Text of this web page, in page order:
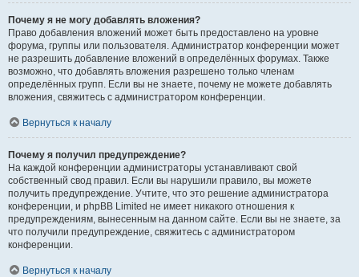
Почему я не могу добавлять вложения?
Право добавления вложений может быть предоставлено на уровне
форума, группы или пользователя. Администратор конференции может
не разрешить добавление вложений в определённых форумах. Также
возможно, что добавлять вложения разрешено только членам
определённых групп. Если вы не знаете, почему не можете добавлять
вложения, свяжитесь с администратором конференции.
Вернуться к началу
Почему я получил предупреждение?
На каждой конференции администраторы устанавливают свой
собственный свод правил. Если вы нарушили правило, вы можете
получить предупреждение. Учтите, что это решение администратора
конференции, и phpBB Limited не имеет никакого отношения к
предупреждениям, вынесенным на данном сайте. Если вы не знаете, за
что получили предупреждение, свяжитесь с администратором
конференции.
Вернуться к началу